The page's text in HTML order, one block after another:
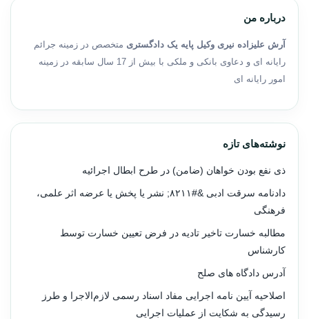
درباره من
آرش علیزاده نیری وکیل پایه یک دادگستری متخصص در زمینه جرائم
رایانه ای و دعاوی بانکی و ملکی با بیش از 17 سال سابقه در زمینه
امور رایانه ای
نوشته‌های تازه
ذی نفع بودن خواهان (ضامن) در طرح ابطال اجرائیه
دادنامه سرقت ادبی &#۸۲۱۱; نشر یا پخش یا عرضه اثر علمی،
فرهنگی
مطالبه خسارت تاخیر تادیه در فرض تعیین خسارت توسط
کارشناس
آدرس دادگاه های صلح
اصلاحیه آیین نامه اجرایی مفاد اسناد رسمی لازم‌الاجرا و طرز
رسیدگی به شکایت از عملیات اجرایی